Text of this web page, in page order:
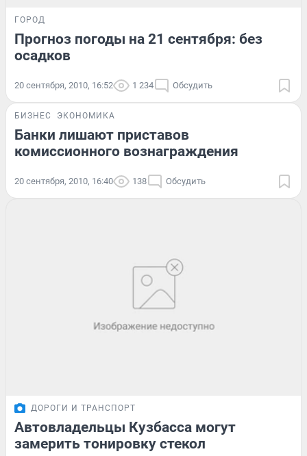
ГОРОД
Прогноз погоды на 21 сентября: без
осадков
20 сентября, 2010, 16:52 1 234 Обсудить
БИЗНЕС ЭКОНОМИКА
Банки лишают приставов
комиссионного вознаграждения
20 сентября, 2010, 16:40 138 Обсудить
ДОРОГИ И ТРАНСПОРТ
Автовладельцы Кузбасса могут
замерить тонировку стекол